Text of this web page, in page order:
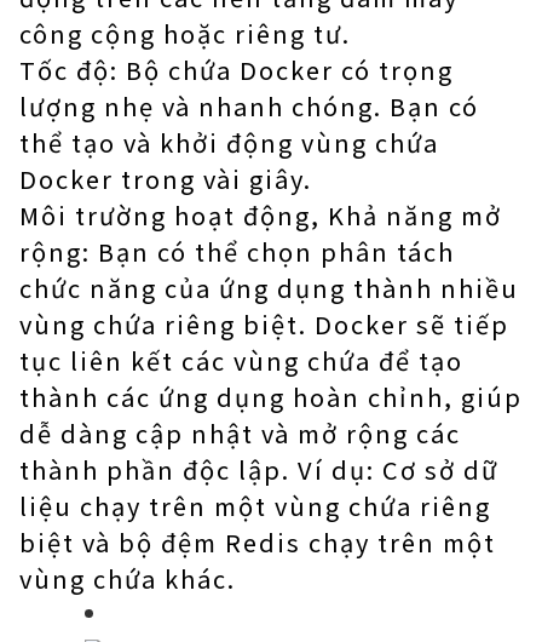
công cộng hoặc riêng tư.
Tốc độ: Bộ chứa Docker có trọng
lượng nhẹ và nhanh chóng. Bạn có
thể tạo và khởi động vùng chứa
Docker trong vài giây.
Môi trường hoạt động, Khả năng mở
rộng: Bạn có thể chọn phân tách
chức năng của ứng dụng thành nhiều
vùng chứa riêng biệt. Docker sẽ tiếp
tục liên kết các vùng chứa để tạo
thành các ứng dụng hoàn chỉnh, giúp
dễ dàng cập nhật và mở rộng các
thành phần độc lập. Ví dụ: Cơ sở dữ
liệu chạy trên một vùng chứa riêng
biệt và bộ đệm Redis chạy trên một
vùng chứa khác.